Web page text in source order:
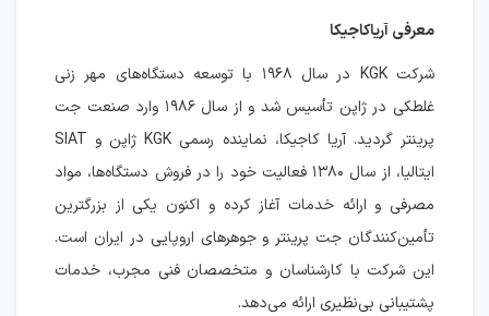
معرفی آریاکاجیکا
شرکت KGK در سال ۱۹۶۸ با توسعه دستگاه‌های مهر زنی
غلطکی در ژاپن تأسیس شد و از سال ۱۹۸۶ وارد صنعت جت
پرینتر گردید. آریا کاجیکا، نماینده رسمی KGK ژاپن و SIAT
ایتالیا، از سال ۱۳۸۰ فعالیت خود را در فروش دستگاه‌ها، مواد
مصرفی و ارائه خدمات آغاز کرده و اکنون یکی از بزرگترین
تأمین‌کنندگان جت پرینتر و جوهرهای اروپایی در ایران است.
این شرکت با کارشناسان و متخصصان فنی مجرب، خدمات
پشتیبانی بی‌نظیری ارائه می‌دهد.